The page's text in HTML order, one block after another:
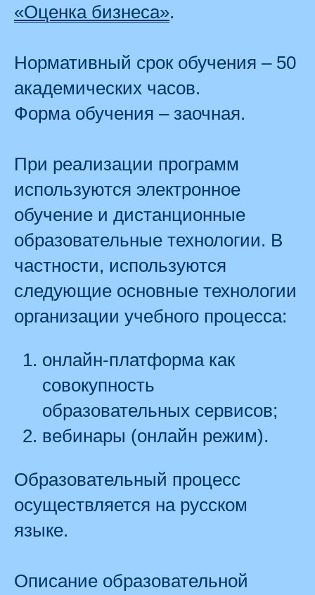
«Оценка бизнеса».
Нормативный срок обучения – 50
академических часов.
Форма обучения – заочная.
При реализации программ
используются электронное
обучение и дистанционные
образовательные технологии. В
частности, используются
следующие основные технологии
организации учебного процесса:
онлайн-платформа как
совокупность
образовательных сервисов;
вебинары (онлайн режим).
Образовательный процесс
осуществляется на русском
языке.
Описание образовательной